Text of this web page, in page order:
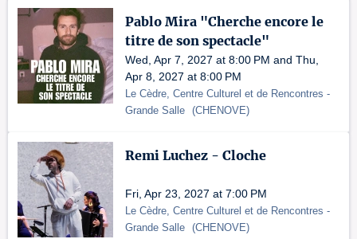
Pablo Mira "Cherche encore le
titre de son spectacle"
Wed, Apr 7, 2027 at 8:00 PM and Thu,
Apr 8, 2027 at 8:00 PM
Le Cèdre, Centre Culturel et de Rencontres -
Grande Salle (CHENOVE)
Remi Luchez - Cloche
Fri, Apr 23, 2027 at 7:00 PM
Le Cèdre, Centre Culturel et de Rencontres -
Grande Salle (CHENOVE)